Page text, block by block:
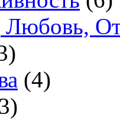
Любовь,
(4)